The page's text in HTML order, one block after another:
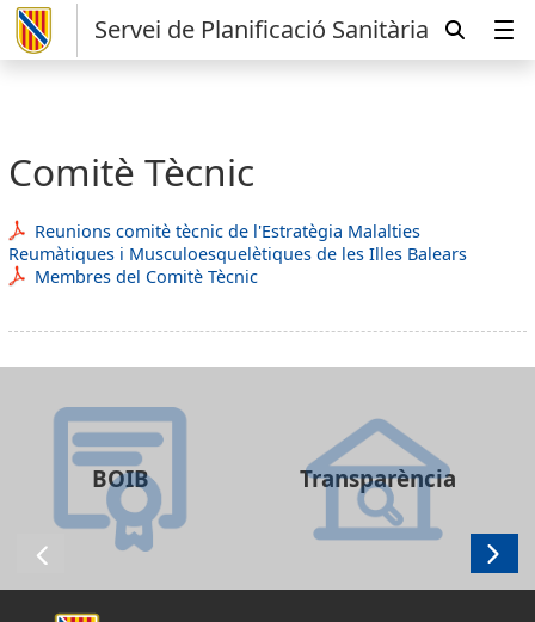
Servei de Planificació Sanitària
Comitè Tècnic
Reunions comitè tècnic de l'Estratègia Malalties
Reumàtiques i Musculoesquelètiques de les Illes Balears
Membres del Comitè Tècnic
BOIB Transparència